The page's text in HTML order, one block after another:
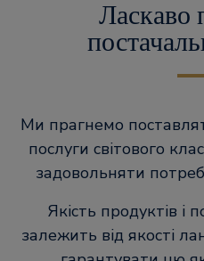
Ласкаво
Ми прагнемо
послуги світового
задовольняти
Якість продуктів і
залежить від якості